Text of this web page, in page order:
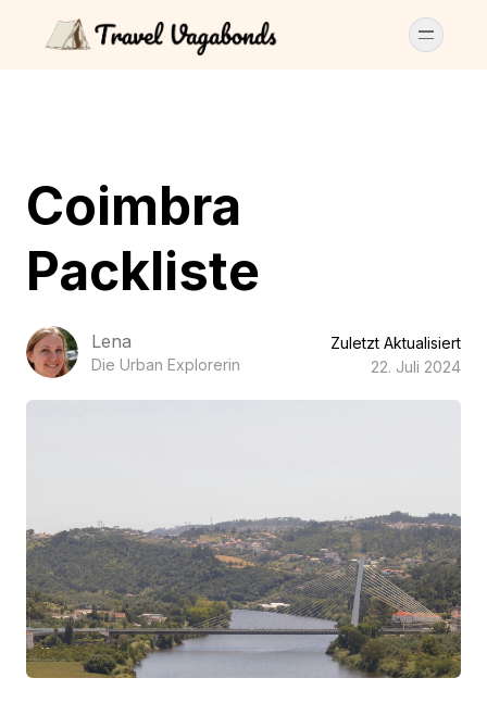
Coimbra
Packliste
Lena
Die Urban Explorerin
Zuletzt Aktualisiert
22. Juli 2024